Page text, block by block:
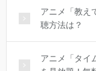
アニメ「教え
聴方法は？
アニメ「タイ